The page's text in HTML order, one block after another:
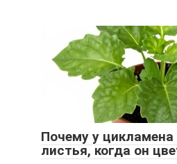
Почему у
листья, когда он